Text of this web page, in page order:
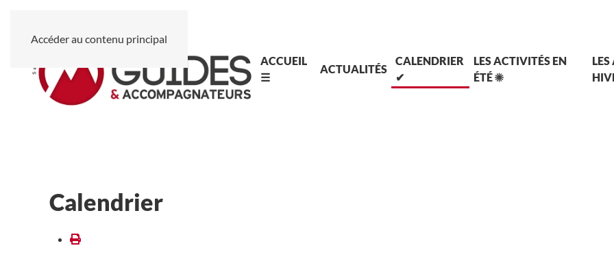
Accéder au contenu principal
ACCUEIL
☰
ACTUALITÉS
CALENDRIER
✔
LES ACTIVITÉS EN
ÉTÉ ☀
Calendrier